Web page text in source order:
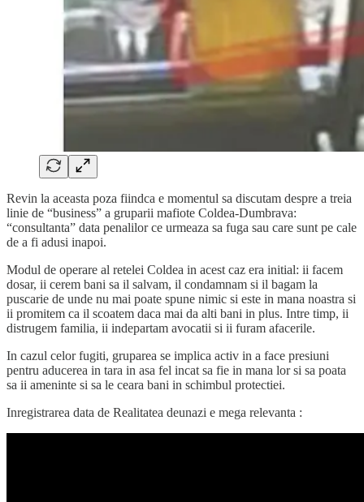
Revin la aceasta poza fiindca e momentul sa discutam despre a treia
linie de “business” a gruparii mafiote Coldea-Dumbrava:
“consultanta” data penalilor ce urmeaza sa fuga sau care sunt pe cale
de a fi adusi inapoi.
Modul de operare al retelei Coldea in acest caz era initial: ii facem
dosar, ii cerem bani sa il salvam, il condamnam si il bagam la
puscarie de unde nu mai poate spune nimic si este in mana noastra si
ii promitem ca il scoatem daca mai da alti bani in plus. Intre timp, ii
distrugem familia, ii indepartam avocatii si ii furam afacerile.
In cazul celor fugiti, gruparea se implica activ in a face presiuni
pentru aducerea in tara in asa fel incat sa fie in mana lor si sa poata
sa ii ameninte si sa le ceara bani in schimbul protectiei.
Inregistrarea data de Realitatea deunazi e mega relevanta :